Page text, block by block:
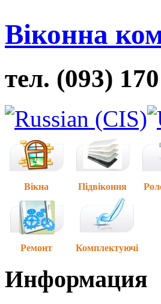
Віконна
тел. (093)
Вікна Підвіконня
Ремонт Комплектуючі
Информация